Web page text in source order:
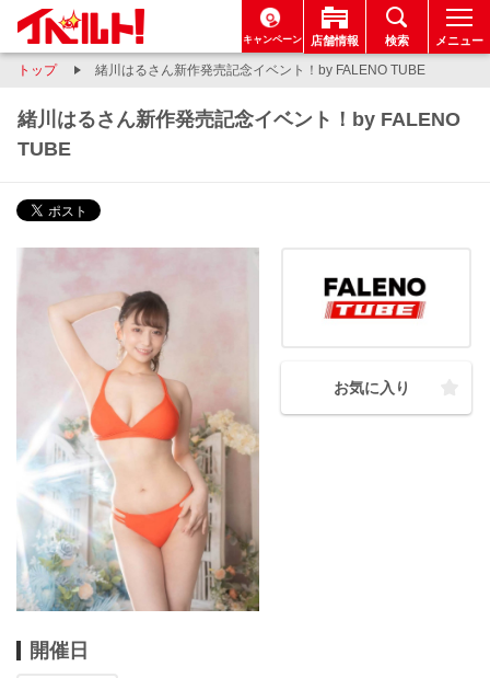
キャンペーン 店舗情報 検索 メニュー
トップ 緒川はるさん新作発売記念イベント！by FALENO TUBE
緒川はるさん新作発売記念イベント！by FALENO
TUBE
お気に入り
開催日